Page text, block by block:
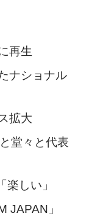
再生
ナショナル
拡大
堂々と代表
しい」
JAPAN」